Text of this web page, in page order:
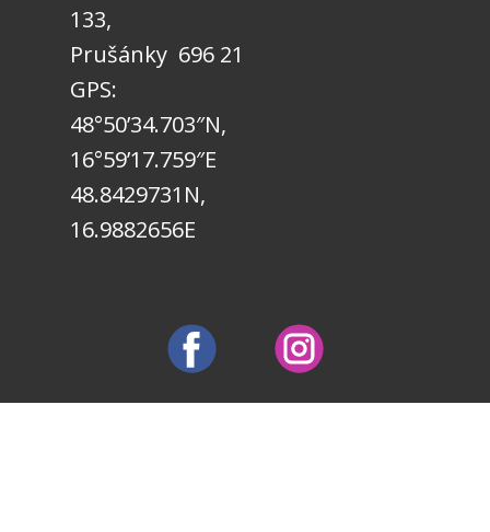
133,
Prušánky 696 21
GPS:
48°50’34.703″N,
16°59’17.759″E
48.8429731N,
16.9882656E